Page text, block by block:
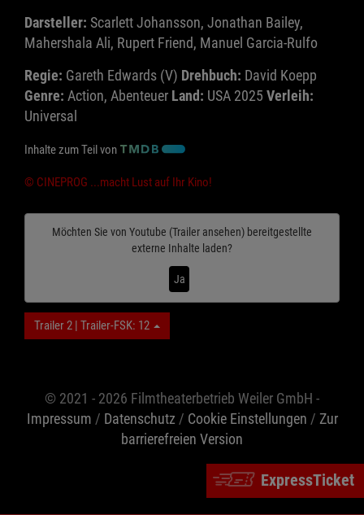
ExpressTicket
Darsteller: Scarlett Johansson, Jonathan Bailey,
Mahershala Ali, Rupert Friend, Manuel Garcia-Rulfo
Regie: Gareth Edwards (V) Drehbuch: David Koepp
Genre: Action, Abenteuer Land: USA 2025 Verleih:
Universal
Inhalte zum Teil von
© CINEPROG ...macht Lust auf Ihr Kino!
Möchten Sie von Youtube (Trailer ansehen) bereitgestellte
externe Inhalte laden?
Ja
Trailer 2 | Trailer-FSK: 12
© 2021 - 2026 Filmtheaterbetrieb Weiler GmbH -
Impressum / Datenschutz / Cookie Einstellungen / Zur
barrierefreien Version